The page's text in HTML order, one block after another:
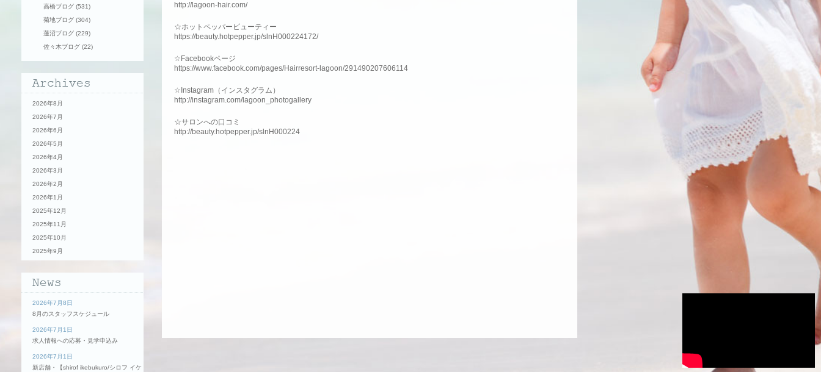
http://lagoon-hair.com/
☆ホットペッパービューティー
https://beauty.hotpepper.jp/slnH000224172/
☆Facebookページ
https://www.facebook.com/pages/Hairresort-lagoon/291490207606114
☆Instagram（インスタグラム）
http://instagram.com/lagoon_photogallery
☆サロンへの口コミ
http://beauty.hotpepper.jp/slnH000224
高橋ブログ (531)
菊地ブログ (304)
蓮沼ブログ (229)
佐々木ブログ (22)
2026年8月
2026年7月
2026年6月
2026年5月
2026年4月
2026年3月
2026年2月
2026年1月
2025年12月
2025年11月
2025年10月
2025年9月
2026年7月8日
8月のスタッフスケジュール
2026年7月1日
求人情報への応募・見学申込み
2026年7月1日
新店舗・【shirof ikebukuro/シロフ イケ